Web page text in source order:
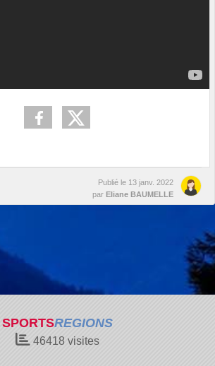
Publié le 13 janv. 2022
par Eliane BAUMELLE
SPORTSREGIONS
46418visites